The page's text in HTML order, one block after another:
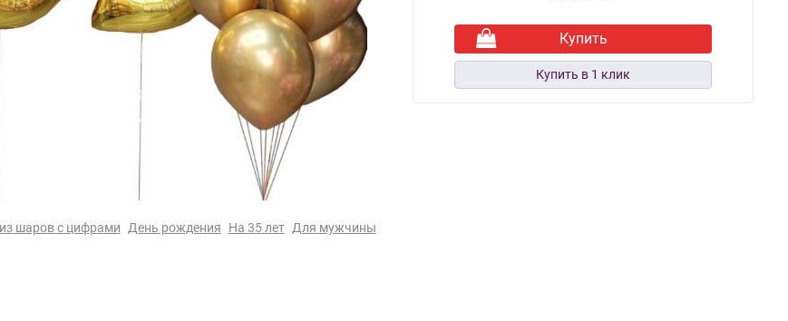
шаров с цифрами День рождения На 35 лет Для мужчины
Купить